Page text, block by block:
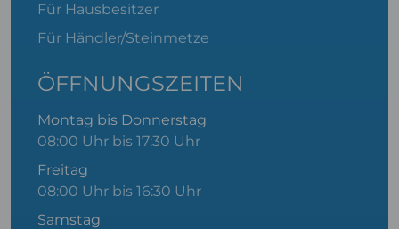
Für Hausbesitzer
Für Händler/Steinmetze
ÖFFNUNGSZEITEN
Montag bis Donnerstag
08:00 Uhr bis 17:30 Uhr
Freitag
08:00 Uhr bis 16:30 Uhr
Samstag